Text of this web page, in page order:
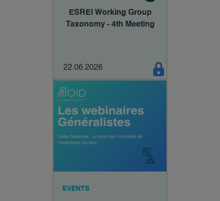
ESREI Working Group
Taxonomy - 4th Meeting
22.06.2026
EVENTS